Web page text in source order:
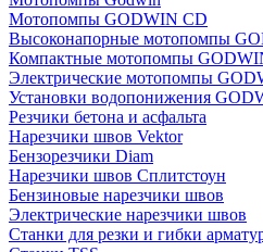
Мотопомпы GODWIN CD
Высоконапорные мотопомпы
Компактные мотопомпы
Электрические мотопомпы
Установки водопонижения
Резчики бетона и асфальта
Нарезчики швов Vektor
Бензорезчики Diam
Нарезчики швов Сплитстоун
Бензиновые нарезчики швов
Электрические нарезчики швов
Станки для резки и гибки